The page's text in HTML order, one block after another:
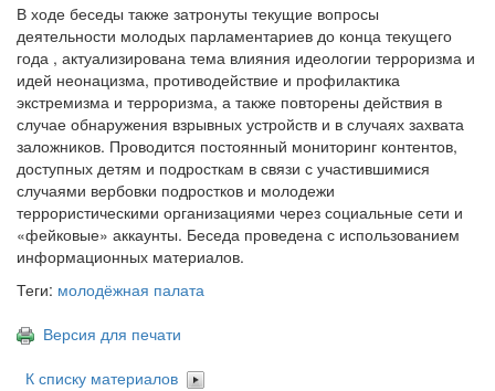
В ходе беседы также затронуты текущие вопросы
деятельности молодых парламентариев до конца текущего
года , актуализирована тема влияния идеологии терроризма и
идей неонацизма, противодействие и профилактика
экстремизма и терроризма, а также повторены действия в
случае обнаружения взрывных устройств и в случаях захвата
заложников. Проводится постоянный мониторинг контентов,
доступных детям и подросткам в связи с участившимися
случаями вербовки подростков и молодежи
террористическими организациями через социальные сети и
«фейковые» аккаунты. Беседа проведена с использованием
информационных материалов.
Теги: молодёжная палата
Версия для печати
К списку материалов